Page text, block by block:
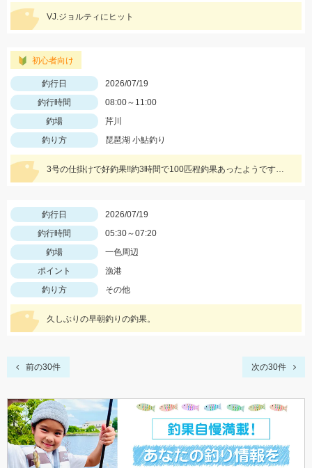
VJ.ジョルティにヒット
初心者向け
釣行日
2026/07/19
釣行時間
08:00～11:00
釣場
芹川
釣り方
琵琶湖 小鮎釣り
3号の仕掛けで好釣果!!約3時間で100匹程釣果あったようです。雨が少なく渇水気味ですのでお早めに♪※ごみの持ち帰りお願いします。
釣行日
2026/07/19
釣行時間
05:30～07:20
釣場
一色周辺
ポイント
漁港
釣り方
その他
久しぶりの早朝釣りの釣果。
前の30件 次の30件